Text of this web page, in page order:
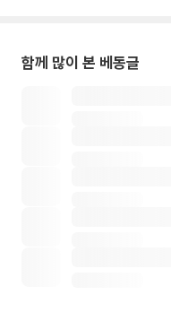
함께 많이 본 베동글